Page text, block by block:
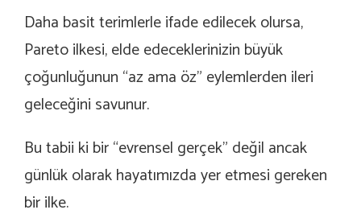
Daha basit terimlerle ifade edilecek olursa,
Pareto ilkesi, elde edeceklerinizin büyük
çoğunluğunun “az ama öz” eylemlerden ileri
geleceğini savunur.
Bu tabii ki bir “evrensel gerçek” değil ancak
günlük olarak hayatımızda yer etmesi gereken
bir ilke.